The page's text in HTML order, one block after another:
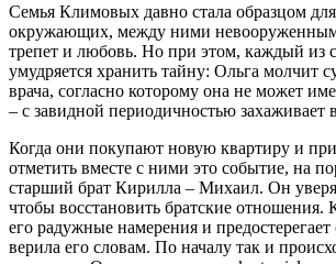
Семья Климовых давно стала образцом
окружающих, между ними невооруженным
трепет и любовь. Но при этом, каждый из
умудряется хранить тайну: Ольга молчит
врача, согласно которому она не может
– с завидной периодичностью захаживает
Когда они покупают новую квартиру и
отметить вместе с ними это событие, на
старший брат Кирилла – Михаил. Он
чтобы восстановить братские отношения.
его радужные намерения и
верила его словам. По началу так и